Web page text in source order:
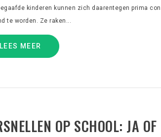
kinderen kunnen zich daarentegen prima
te worden. Ze raken...
LEES MEER
OP SCHOOL: JA OF